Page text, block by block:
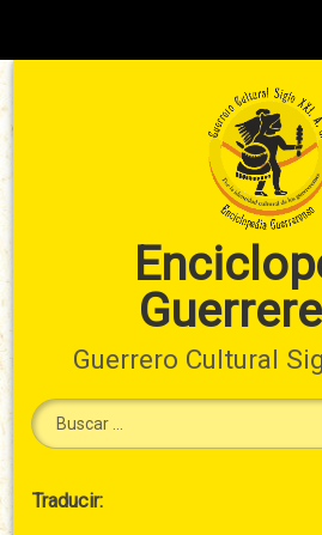
Guerrero Cultural
Cabecera
Traducir: